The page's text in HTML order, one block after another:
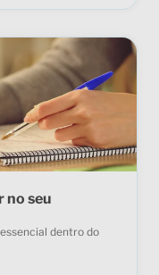
no seu
dentro do